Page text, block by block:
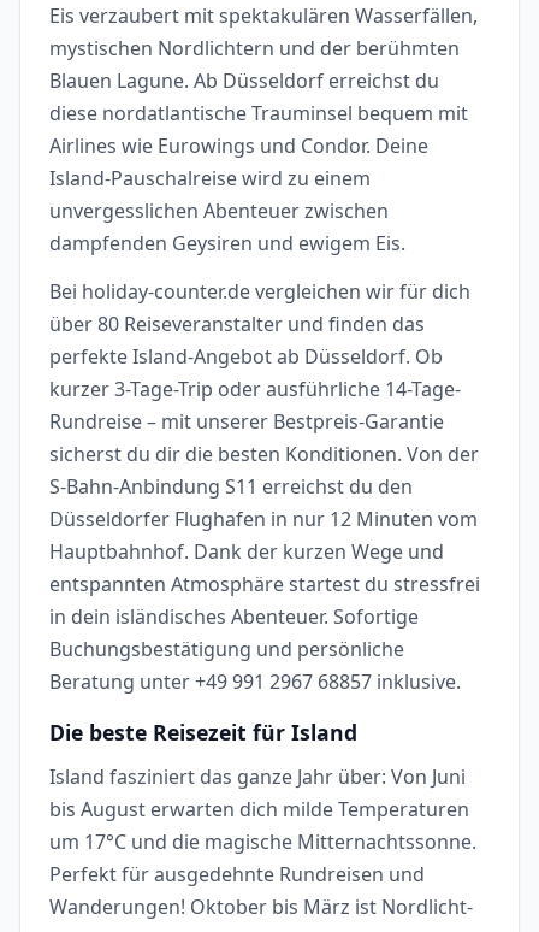
Eis verzaubert mit spektakulären Wasserfällen,
mystischen Nordlichtern und der berühmten
Blauen Lagune. Ab Düsseldorf erreichst du
diese nordatlantische Trauminsel bequem mit
Airlines wie Eurowings und Condor. Deine
Island-Pauschalreise wird zu einem
unvergesslichen Abenteuer zwischen
dampfenden Geysiren und ewigem Eis.
Bei holiday-counter.de vergleichen wir für dich
über 80 Reiseveranstalter und finden das
perfekte Island-Angebot ab Düsseldorf. Ob
kurzer 3-Tage-Trip oder ausführliche 14-Tage-
Rundreise – mit unserer Bestpreis-Garantie
sicherst du dir die besten Konditionen. Von der
S-Bahn-Anbindung S11 erreichst du den
Düsseldorfer Flughafen in nur 12 Minuten vom
Hauptbahnhof. Dank der kurzen Wege und
entspannten Atmosphäre startest du stressfrei
in dein isländisches Abenteuer. Sofortige
Buchungsbestätigung und persönliche
Beratung unter +49 991 2967 68857 inklusive.
Die beste Reisezeit für Island
Island fasziniert das ganze Jahr über: Von Juni
bis August erwarten dich milde Temperaturen
um 17°C und die magische Mitternachtssonne.
Perfekt für ausgedehnte Rundreisen und
Wanderungen! Oktober bis März ist Nordlicht-